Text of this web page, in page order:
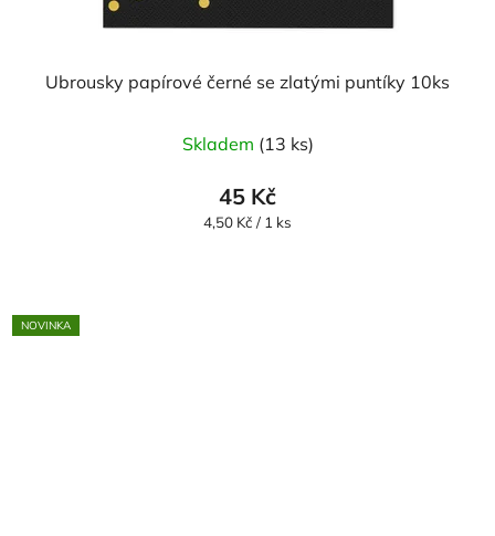
Ubrousky papírové černé se zlatými puntíky 10ks
Skladem (13 ks)
45 Kč
Měrná
4,50 Kč / 1 ks
NOVINKA